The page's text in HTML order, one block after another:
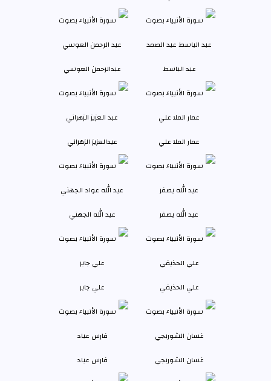
عبد الباسط عبدالرحمن العوسي
عمار الملا علي عبدالعزيز الزهراني
عبد الله بصفر عبد الله الجهني
علي الحذيفي علي جابر
غسان الشوربجي فارس عباد